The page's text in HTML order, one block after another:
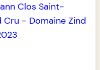
Clos Saint-
Cru - Domaine Zind